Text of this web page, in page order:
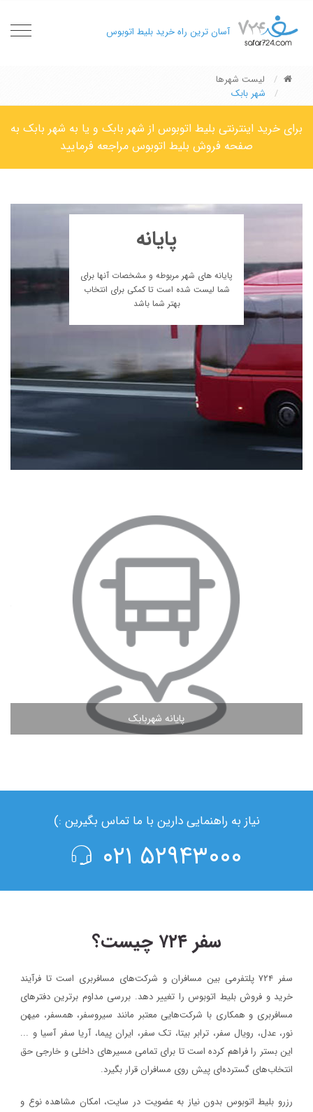
آسان ترین راه خرید بلیط اتوبوس
لیست شهرها
شهر بابک
برای خرید اینترنتی بلیط اتوبوس از شهر بابک و یا به شهر بابک به
صفحه فروش بلیط اتوبوس مراجعه فرمایید
پایانه
پایانه های شهر مربوطه و مشخصات آنها برای
شما لیست شده است تا کمکی برای انتخاب
بهتر شما باشد
پایانه شهربابک
مشاهده ادامه مطلب
نیاز به راهنمایی دارین با ما تماس بگیرین :)
۵۲۹۴۳۰۰۰ ۰۲۱
سفر ۷۲۴ چیست؟
سفر ۷۲۴ پلتفرمی بین مسافران و شرکت‌های مسافربری است تا فرآیند
خرید و فروش بلیط اتوبوس را تغییر دهد. بررسی مداوم برترین دفترهای
مسافربری و همکاری با شرکت‌هایی معتبر مانند سیروسفر، همسفر، میهن‌
نور، عدل، رویال سفر، ترابر بیتا، تک سفر، ایران پیما، آریا سفر آسیا و ...
این بستر را فراهم کرده است تا برای تمامی مسیرهای داخلی و خارجی حق
انتخاب‌های گسترده‌ای پیش روی مسافران قرار بگیرد.
رزرو بلیط اتوبوس بدون نیاز به عضویت در سایت، امکان مشاهده نوع و